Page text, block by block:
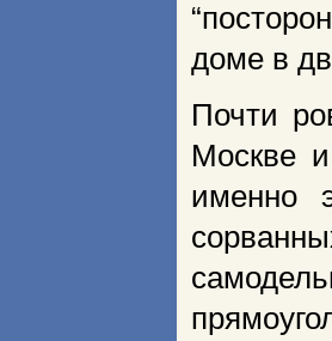
доме в
Почти
Москве
именно